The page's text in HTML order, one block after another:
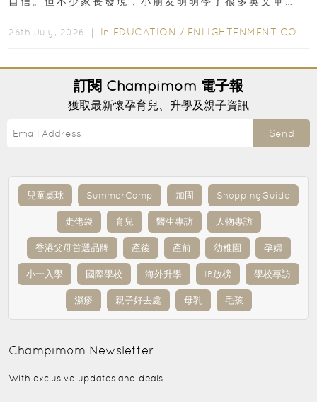
26th July, 2026 ｜ In EDUCATION / ENLIGHTENMENT CORNER
訂閱 Champimom 電子報
獲取最新懷孕育兒、升學及親子資訊
Send
兒童桌球 SummerCamp 加固 ShoppingGuide
走佬袋 育兒 醫生專訪 人物專訪
香港父母首選品牌 產後 產前 幼稚園 孕婦
小一入學 國際學校 海外升學 IB放榜 學校專訪
濕疹 親子好去處 母乳 毛孩
Champimom Newsletter
With exclusive updates and deals